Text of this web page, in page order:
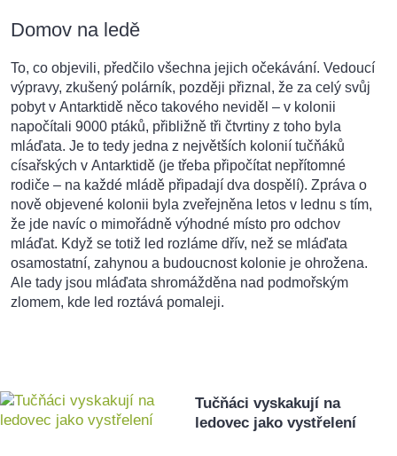
Domov na ledě
To, co objevili, předčilo všechna jejich očekávání. Vedoucí
výpravy, zkušený polárník, později přiznal, že za celý svůj
pobyt v Antarktidě něco takového neviděl – v kolonii
napočítali 9000 ptáků, přibližně tři čtvrtiny z toho byla
mláďata. Je to tedy jedna z největších kolonií tučňáků
císařských v Antarktidě (je třeba připočítat nepřítomné
rodiče – na každé mládě připadají dva dospělí). Zpráva o
nově objevené kolonii byla zveřejněna letos v lednu s tím,
že jde navíc o mimořádně výhodné místo pro odchov
mláďat. Když se totiž led rozláme dřív, než se mláďata
osamostatní, zahynou a budoucnost kolonie je ohrožena.
Ale tady jsou mláďata shromážděna nad podmořským
zlomem, kde led roztává pomaleji.
Tučňáci vyskakují na
ledovec jako vystřelení